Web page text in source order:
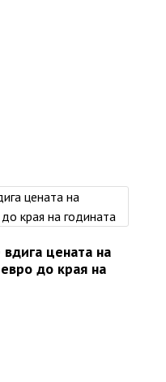
цената на
до края на